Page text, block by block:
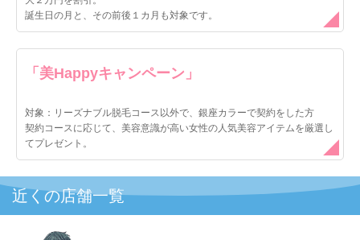
た。正直リラックスできる内装ではありませんが、施術中は
アイマスクをされて寝ているだけなので気になりませんでし
た
誕生日の月と、その前後１カ月も対象です。
「美Happyキャンペーン」
対象：リーズナブル脱毛コース以外で、銀座カラーで契約をした方
契約コースに応じて、美容意識が高い女性の人気美容アイテムを厳選し
てプレゼント。
近くの店舗一覧